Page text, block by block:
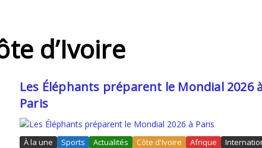
d’Ivoire
Les Éléphants préparent le Mondial 2026
Paris
À la une Sports Actualités Côte d'Ivoire Afrique